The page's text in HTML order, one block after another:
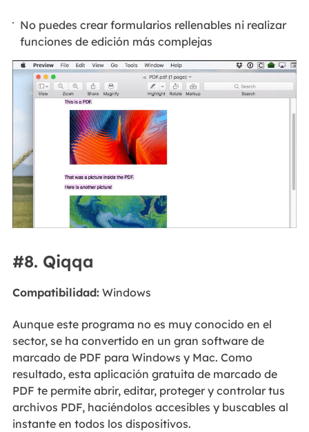
No puedes crear formularios rellenables ni realizar
funciones de edición más complejas
#8. Qiqqa
Compatibilidad:Windows
Aunque este programa no es muy conocido en el
sector, se ha convertido en un gran software de
marcado de PDF para Windows y Mac. Como
resultado, esta aplicación gratuita de marcado de
PDF te permite abrir, editar, proteger y controlar tus
archivos PDF, haciéndolos accesibles y buscables al
instante en todos los dispositivos.